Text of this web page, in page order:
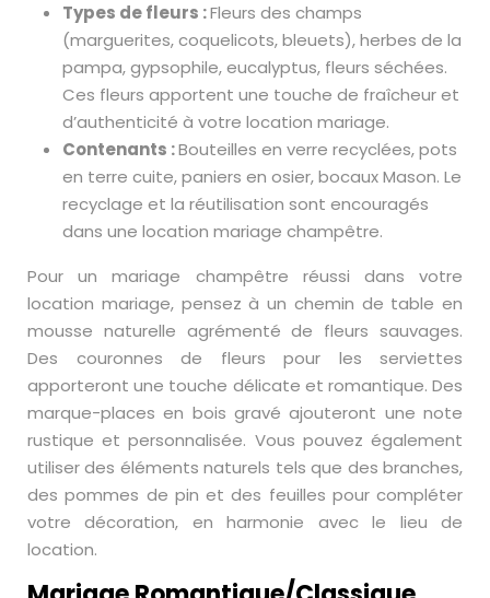
Types de fleurs :Fleurs des champs
(marguerites, coquelicots, bleuets), herbes de la
pampa, gypsophile, eucalyptus, fleurs séchées.
Ces fleurs apportent une touche de fraîcheur et
d’authenticité à votre location mariage.
Contenants :Bouteilles en verre recyclées, pots
en terre cuite, paniers en osier, bocaux Mason. Le
recyclage et la réutilisation sont encouragés
dans une location mariage champêtre.
Pour un mariage champêtre réussi dans votre
location mariage, pensez à un chemin de table en
mousse naturelle agrémenté de fleurs sauvages.
Des couronnes de fleurs pour les serviettes
apporteront une touche délicate et romantique. Des
marque-places en bois gravé ajouteront une note
rustique et personnalisée. Vous pouvez également
utiliser des éléments naturels tels que des branches,
des pommes de pin et des feuilles pour compléter
votre décoration, en harmonie avec le lieu de
location.